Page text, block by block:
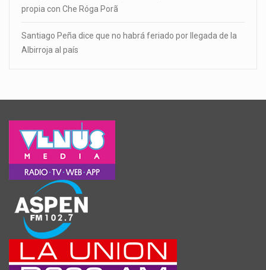
propia con Che Róga Porã
Santiago Peña dice que no habrá feriado por llegada de la
Albirroja al país